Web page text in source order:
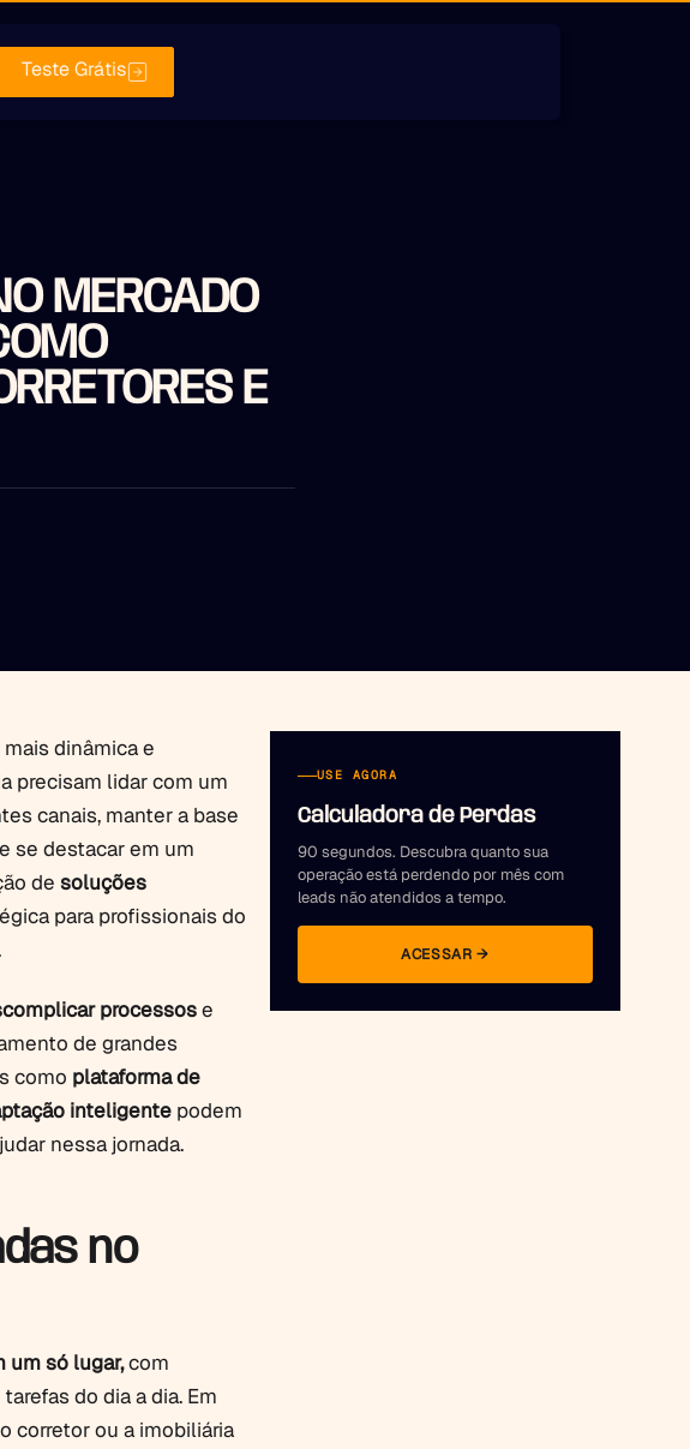
Teste Grátis
MERCADO
E
dinâmica e
precisam lidar com um
canais, manter a base
se destacar em um
de soluções
para profissionais do
processose
de grandes
como plataforma de
inteligentepodem
nessa jornada.
no
só lugar,com
do dia a dia. Em
corretor ou a imobiliária
USE AGORA
Calculadora de Perdas
90 segundos. Descubra quanto sua
operação está perdendo por mês com
leads não atendidos a tempo.
ACESSAR →